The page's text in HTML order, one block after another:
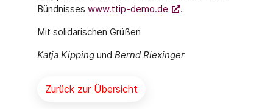
Bündnisses www.ttip-demo.de
.
Mit solidarischen Grüßen
Katja Kippingund Bernd Riexinger
Zurück zur Übersicht